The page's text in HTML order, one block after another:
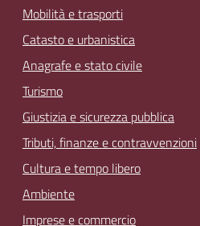
Mobilità e trasporti
Catasto e urbanistica
Anagrafe e stato civile
Turismo
Giustizia e sicurezza pubblica
Tributi, finanze e contravvenzioni
Cultura e tempo libero
Ambiente
Imprese e commercio